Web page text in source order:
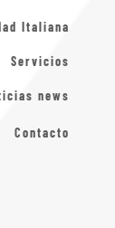
Italiana
Servicios
news
Contacto